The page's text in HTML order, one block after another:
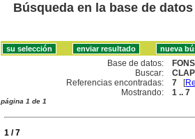
Búsqueda en la base de datos
Base de datos:
FONS
Buscar:
Referencias encontradas:
7 [
Mostrando:
1 .. 7
página 1 de 1
1 / 7